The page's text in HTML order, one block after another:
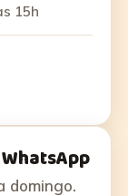
15h
domingo.